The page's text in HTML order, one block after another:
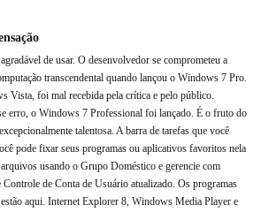
de usar. O desenvolvedor se comprometeu a
transcendental quando lançou o Windows 7 Pro.
Vista, foi mal recebida pela crítica e pelo público.
erro, o Windows 7 Professional foi lançado. É o fruto do
talentosa. A barra de tarefas que você
pode fixar seus programas ou aplicativos favoritos nela
usando o Grupo Doméstico e gerencie com
Controle de Conta de Usuário atualizado. Os programas
estão aqui. Internet Explorer 8, Windows Media Player e